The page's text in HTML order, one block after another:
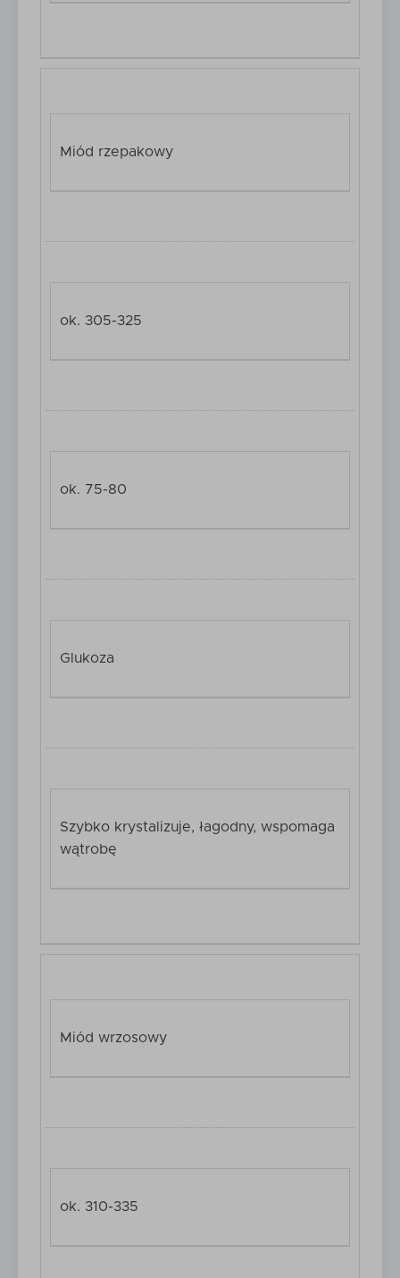
Miód rzepakowy
ok. 305-325
ok. 75-80
Glukoza
Szybko krystalizuje, łagodny, wspomaga
wątrobę
Miód wrzosowy
ok. 310-335